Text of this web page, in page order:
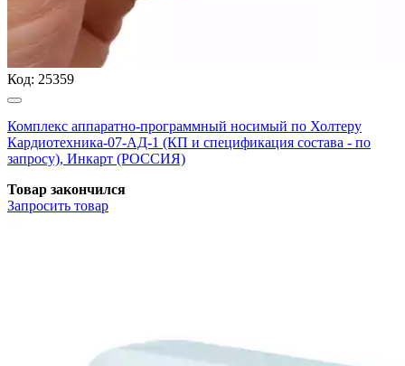
Код: 25359
Комплекс аппаратно-программный носимый по Холтеру
Кардиотехника-07-АД-1 (КП и спецификация состава - по
запросу), Инкарт (РОССИЯ)
Товар закончился
Запросить товар